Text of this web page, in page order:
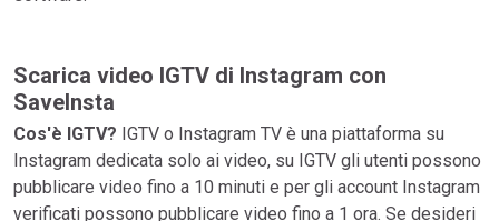
Scarica video IGTV di Instagram con
SaveInsta
Cos'è IGTV? IGTV o Instagram TV è una piattaforma su
Instagram dedicata solo ai video, su IGTV gli utenti possono
pubblicare video fino a 10 minuti e per gli account Instagram
verificati possono pubblicare video fino a 1 ora. Se desideri